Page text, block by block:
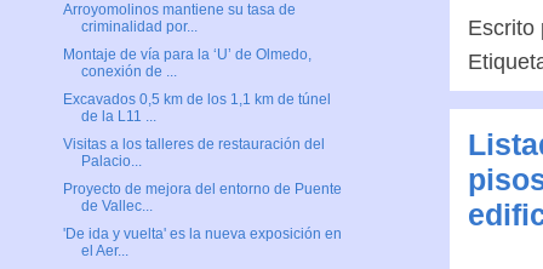
Arroyomolinos mantiene su tasa de
criminalidad por...
Montaje de vía para la ‘U’ de Olmedo,
conexión de ...
Excavados 0,5 km de los 1,1 km de túnel
de la L11 ...
Visitas a los talleres de restauración del
Palacio...
Proyecto de mejora del entorno de Puente
de Vallec...
'De ida y vuelta' es la nueva exposición en
el Aer...